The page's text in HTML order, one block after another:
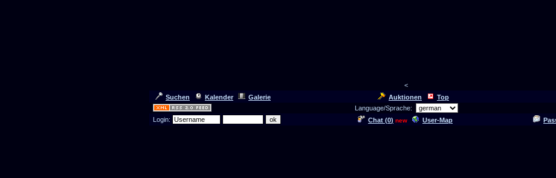
<
Suchen
Kalender Galerie Auktionen Top
Language/Sprache:
Login:
Chat (0) new User-Map